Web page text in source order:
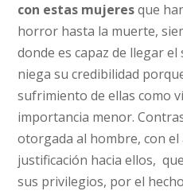
con estas mujeresque
horror hasta la muerte,
donde es capaz de llegar
niega su credibilidad
sufrimiento de ellas como
importancia menor.
otorgada al hombre, con
justificación hacia ellos,
sus privilegios, por el